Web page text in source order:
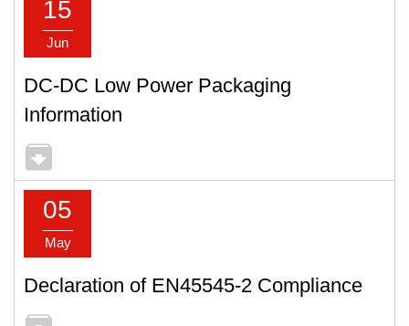
15
Jun
DC-DC Low Power Packaging
Information
05
May
Declaration of EN45545-2 Compliance